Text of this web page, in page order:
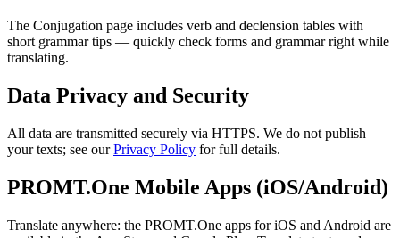
The Conjugation page includes verb and declension tables with
short grammar tips — quickly check forms and grammar right while
translating.
Data Privacy and Security
All data are transmitted securely via HTTPS. We do not publish
your texts; see ourPrivacy Policy for full details.
PROMT.One Mobile Apps (iOS/Android)
Translate anywhere: the PROMT.One apps for iOS and Android are